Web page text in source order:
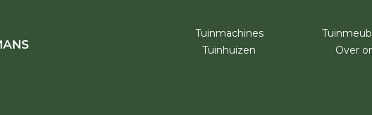
Tuinmachines
Tuinhuizen
Over